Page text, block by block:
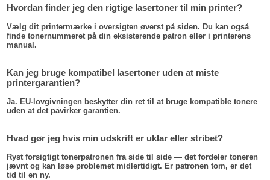
Hvordan finder jeg den rigtige lasertoner til min printer?
Vælg dit printermærke i oversigten øverst på siden. Du kan også
finde tonernummeret på din eksisterende patron eller i printerens
manual.
Kan jeg bruge kompatibel lasertoner uden at miste
printergarantien?
Ja. EU-lovgivningen beskytter din ret til at bruge kompatible tonere
uden at det påvirker garantien.
Hvad gør jeg hvis min udskrift er uklar eller stribet?
Ryst forsigtigt tonerpatronen fra side til side — det fordeler toneren
jævnt og kan løse problemet midlertidigt. Er patronen tom, er det
tid til en ny.